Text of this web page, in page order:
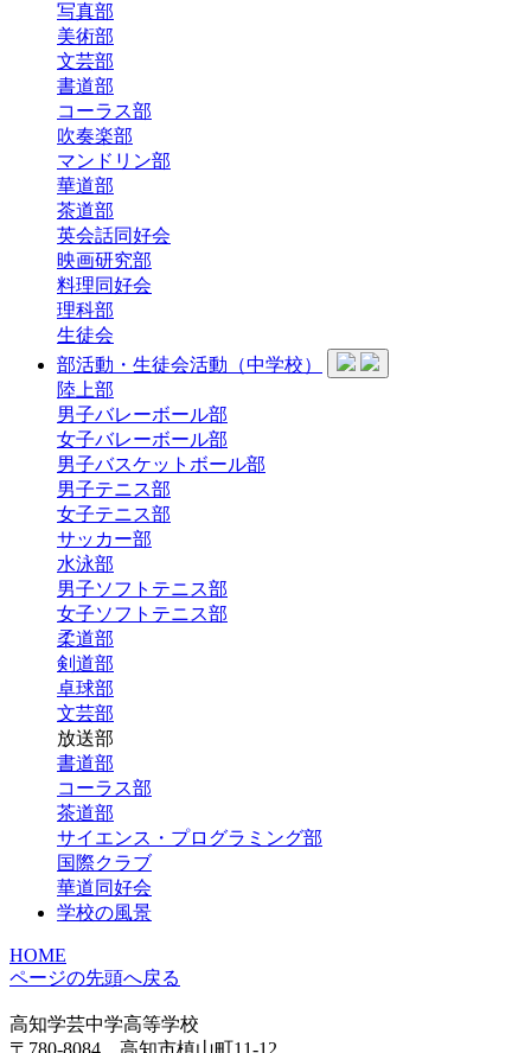
写真部
美術部
文芸部
書道部
コーラス部
吹奏楽部
マンドリン部
華道部
茶道部
英会話同好会
映画研究部
料理同好会
理科部
生徒会
部活動・生徒会活動（中学校）
陸上部
男子バレーボール部
女子バレーボール部
男子バスケットボール部
男子テニス部
女子テニス部
サッカー部
水泳部
男子ソフトテニス部
女子ソフトテニス部
柔道部
剣道部
卓球部
文芸部
放送部
書道部
コーラス部
茶道部
サイエンス・プログラミング部
国際クラブ
華道同好会
学校の風景
HOME
ページの先頭へ戻る
高知学芸中学高等学校
〒780-8084 高知市槙山町11-12